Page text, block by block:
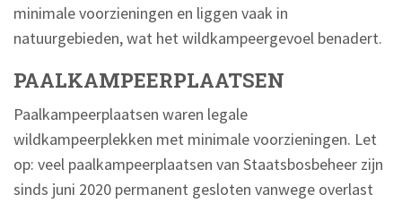
minimale voorzieningen en liggen vaak in
natuurgebieden, wat het wildkampeergevoel benadert.
PAALKAMPEERPLAATSEN
Paalkampeerplaatsen waren legale
wildkampeerplekken met minimale voorzieningen. Let
op: veel paalkampeerplaatsen van Staatsbosbeheer zijn
sinds juni 2020 permanent gesloten vanwege overlast